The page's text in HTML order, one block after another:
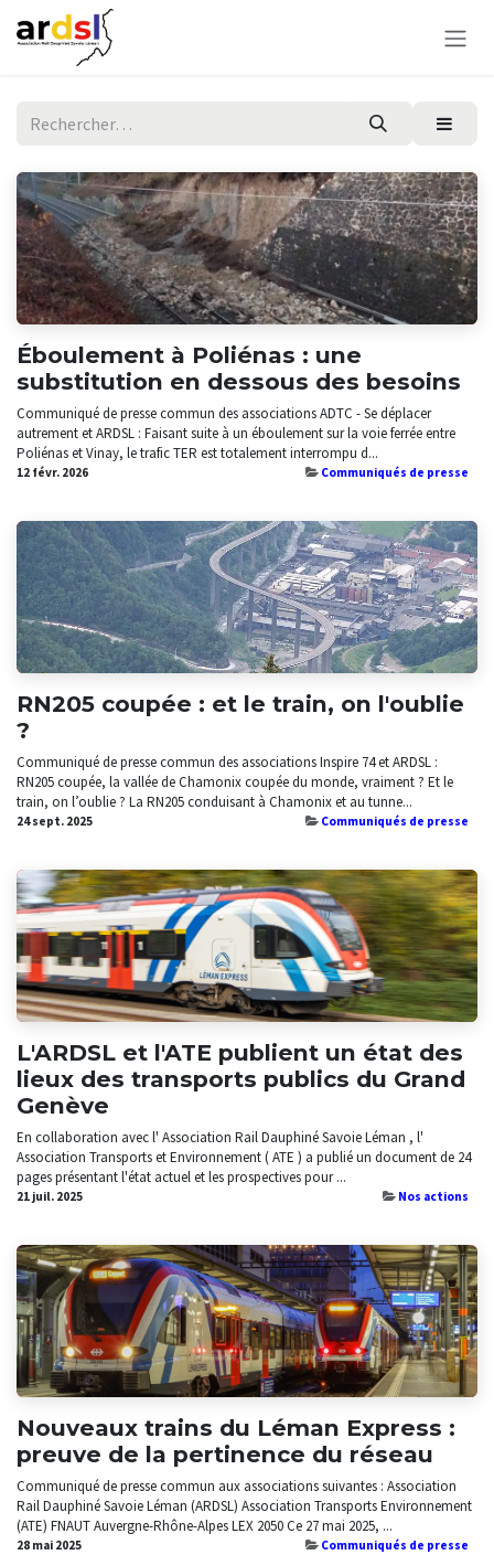
Se rendre au contenu
Éboulement à Poliénas : une
substitution en dessous des besoins
Communiqué de presse commun des associations ADTC - Se déplacer
autrement et ARDSL : Faisant suite à un éboulement sur la voie ferrée entre
Poliénas et Vinay, le trafic TER est totalement interrompu d...
12 févr. 2026 Communiqués de presse
RN205 coupée : et le train, on l'oublie
?
Communiqué de presse commun des associations Inspire 74 et ARDSL :
RN205 coupée, la vallée de Chamonix coupée du monde, vraiment ? Et le
train, on l’oublie ? La RN205 conduisant à Chamonix et au tunne...
24 sept. 2025 Communiqués de presse
L'ARDSL et l'ATE publient un état des
lieux des transports publics du Grand
Genève
En collaboration avec l' Association Rail Dauphiné Savoie Léman , l'
Association Transports et Environnement ( ATE ) a publié un document de 24
pages présentant l'état actuel et les prospectives pour ...
21 juil. 2025 Nos actions
Nouveaux trains du Léman Express :
preuve de la pertinence du réseau
Communiqué de presse commun aux associations suivantes : Association
Rail Dauphiné Savoie Léman (ARDSL) Association Transports Environnement
(ATE) FNAUT Auvergne-Rhône-Alpes LEX 2050 ​Ce 27 mai 2025, ...
28 mai 2025 Communiqués de presse